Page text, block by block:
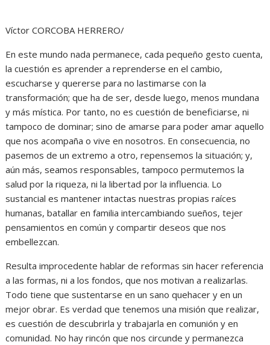
Víctor CORCOBA HERRERO/
En este mundo nada permanece, cada pequeño gesto cuenta,
la cuestión es aprender a reprenderse en el cambio,
escucharse y quererse para no lastimarse con la
transformación; que ha de ser, desde luego, menos mundana
y más mística. Por tanto, no es cuestión de beneficiarse, ni
tampoco de dominar; sino de amarse para poder amar aquello
que nos acompaña o vive en nosotros. En consecuencia, no
pasemos de un extremo a otro, repensemos la situación; y,
aún más, seamos responsables, tampoco permutemos la
salud por la riqueza, ni la libertad por la influencia. Lo
sustancial es mantener intactas nuestras propias raíces
humanas, batallar en familia intercambiando sueños, tejer
pensamientos en común y compartir deseos que nos
embellezcan.
Resulta improcedente hablar de reformas sin hacer referencia
a las formas, ni a los fondos, que nos motivan a realizarlas.
Todo tiene que sustentarse en un sano quehacer y en un
mejor obrar. Es verdad que tenemos una misión que realizar,
es cuestión de descubrirla y trabajarla en comunión y en
comunidad. No hay rincón que nos circunde y permanezca